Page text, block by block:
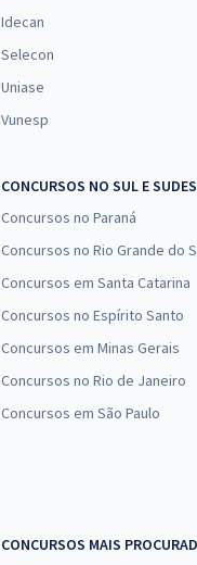
Idecan
Selecon
Uniase
Vunesp
CONCURSOS NO SUL E
Concursos no Paraná
Concursos no Rio Grande do
Concursos em Santa Catarina
Concursos no Espírito Santo
Concursos em Minas Gerais
Concursos no Rio de Janeiro
Concursos em São Paulo
CONCURSOS MAIS